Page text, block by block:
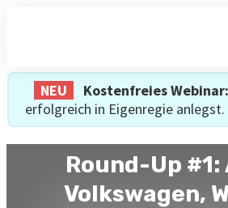
NEU Kostenfreies Webinar:
erfolgreich in Eigenregie anlegst.
Round-Up #1:
Volkswagen,